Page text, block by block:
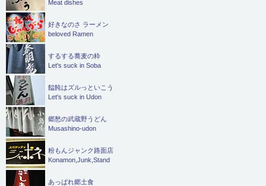
Meat dishes
好きなのさ ラーメン
beloved Ramen
するする蕎麦の粋
Let's suck in Soba
饂飩はズルっといこう
Let's suck in Udon
郷愁の武蔵野うどん
Musashino-udon
粉もんジャンク路面店
Konamon,Junk,Stand
あっぱれ郷土食